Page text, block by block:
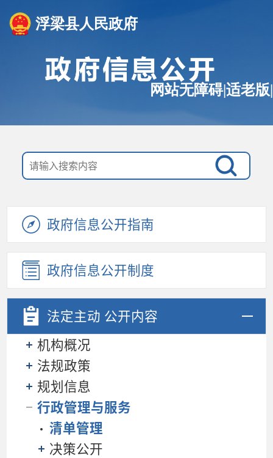
浮梁县人民政府
网站无障碍|适老版|
政府信息公开指南
政府信息公开制度
法定主动 公开内容
机构概况
法规政策
规划信息
行政管理与服务
清单管理
决策公开